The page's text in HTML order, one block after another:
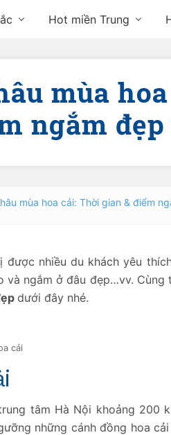
Hot miền Trung
mùa
ngắm
mùa hoa cải: Thời gian & điểm
nhiều du khách yêu
ngắm ở đâu đẹp…vv. Cùng
dưới đây nhé.
cải
tâm Hà Nội khoảng 200
những cánh đồng hoa